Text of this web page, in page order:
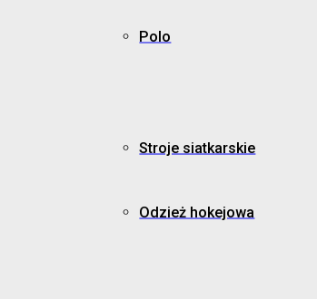
Polo
Stroje siatkarskie
Odzież hokejowa